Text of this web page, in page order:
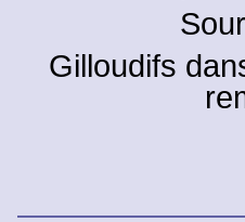
Gilloudifs